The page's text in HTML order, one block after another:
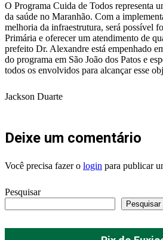
O Programa Cuida de Todos representa
da saúde no Maranhão. Com a
melhoria da infraestrutura, será possível
Primária e oferecer um atendimento de
prefeito Dr. Alexandre está empenhado
do programa em São João dos Patos e
todos os envolvidos para alcançar esse
Jackson Duarte
Deixe um comentário
Você precisa fazer o login para publicar
Pesquisar
Pesquisar